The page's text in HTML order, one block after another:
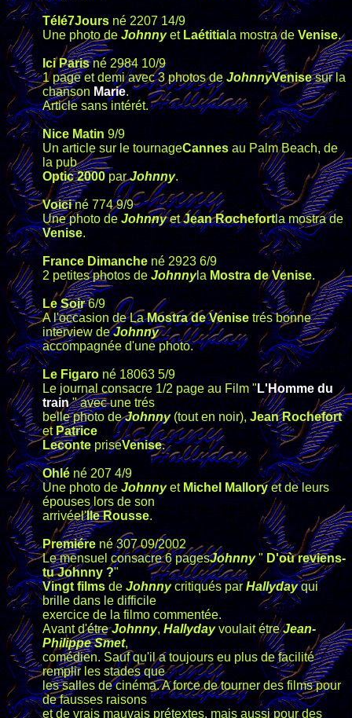
Télé7Jours né 2207 14/9
Une photo deJohnnyet Laétitiala mostra deVenise.
Ici Parisné 2984 10/9
1 page et demi avec 3 photos deJohnnyVenisesur la
chanson Marie.
Article sans intérét.
Nice Matin9/9
Un article sur le tournageCannesau Palm Beach, de
la pub
Optic 2000parJohnny.
Voiciné 774 9/9
Une photo deJohnnyetJean Rochefortla mostra de
Venise.
France Dimanchené 2923 6/9
2 petites photos deJohnnyla Mostra de Venise.
Le Soir6/9
A l'occasion de LaMostra de Venisetrés bonne
interview deJohnny
accompagnée d'une photo.
Le Figaroné 18063 5/9
Le journal consacre 1/2 page au Film "L'Homme du
train" avec une trés
belle photo deJohnny(tout en noir),Jean Rochefort
etPatrice
LecontepriseVenise.
Ohléné 207 4/9
Une photo deJohnnyet Michel Malloryet de leurs
épouses lors de son
arrivéel'Ile Rousse.
Premiére né 307 09/2002
Le mensuel consacre 6 pagesJohnny"D'où reviens-
tu Johnny ?"
Vingt filmsdeJohnnycritiqués parHallydayqui
brille dans le difficile
exercice de la filmo commentée.
Avant d'étreJohnny, Hallydayvoulait étreJean-
Philippe Smet,
comédien. Sauf qu'il a toujours eu plus de facilité
remplir les stades que
les salles de cinéma. A force de tourner des films pour
de fausses raisons
et de vrais mauvais prétextes, mais aussi pour des